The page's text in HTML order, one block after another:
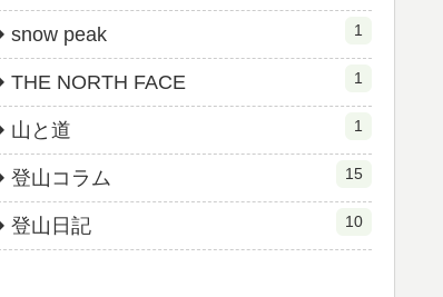
snow peak 1
THE NORTH FACE 1
山と道 1
登山コラム 15
登山日記 10